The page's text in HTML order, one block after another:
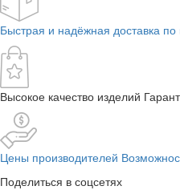
Быстрая и надёжная доставка по
Высокое качество изделий
Цены производителей
Поделиться в соцсетях